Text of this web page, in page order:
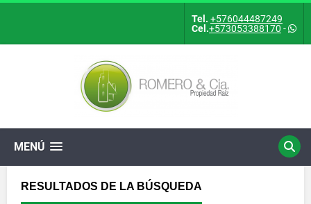
Tel. +576044487249
Cel.+573053388170 -
MENÚ
RESULTADOS DE LA BÚSQUEDA